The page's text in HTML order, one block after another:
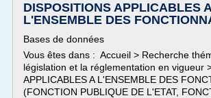
DISPOSITIONS APPLICABLES A
L'ENSEMBLE DES
Bases de données
Vous êtes dans : Accueil > Recherche
législation et la réglementation en vigueur
APPLICABLES A L'ENSEMBLE DES
(FONCTION PUBLIQUE DE L'ETAT,